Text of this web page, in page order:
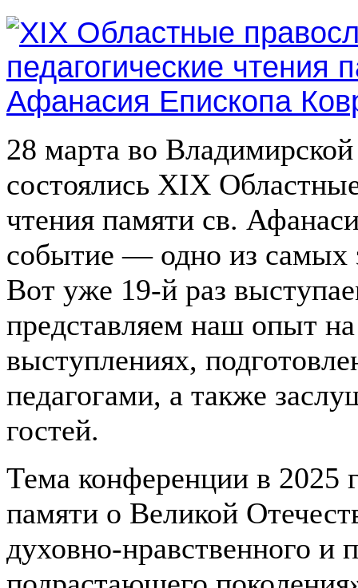
28 марта во
состоялись XIX
чтения памяти св.
событие — одно из самых
Вот уже 19-й раз
представляем наш опыт
выступлениях,
педагогами, а также
гостей.
Тема конференции в 2025
памяти о Великой
духовно-нравственного и